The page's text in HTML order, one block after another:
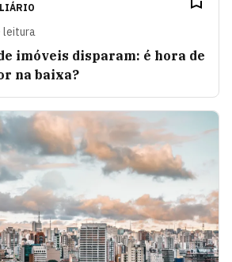
leitura
imóveis disparam: é hora de
na baixa?